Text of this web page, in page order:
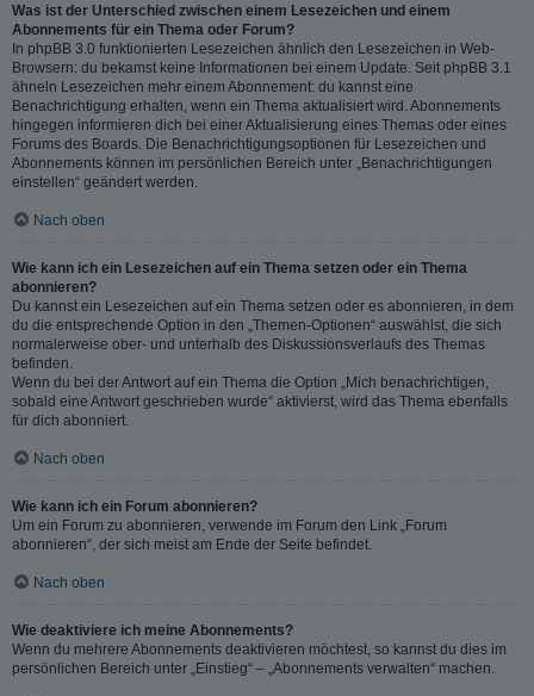
Was ist der Unterschied zwischen einem Lesezeichen und einem
Abonnements für ein Thema oder Forum?
In phpBB 3.0 funktionierten Lesezeichen ähnlich den Lesezeichen in Web-
Browsern: du bekamst keine Informationen bei einem Update. Seit phpBB 3.1
ähneln Lesezeichen mehr einem Abonnement: du kannst eine
Benachrichtigung erhalten, wenn ein Thema aktualisiert wird. Abonnements
hingegen informieren dich bei einer Aktualisierung eines Themas oder eines
Forums des Boards. Die Benachrichtigungsoptionen für Lesezeichen und
Abonnements können im persönlichen Bereich unter „Benachrichtigungen
einstellen“ geändert werden.
Nach oben
Wie kann ich ein Lesezeichen auf ein Thema setzen oder ein Thema
abonnieren?
Du kannst ein Lesezeichen auf ein Thema setzen oder es abonnieren, in dem
du die entsprechende Option in den „Themen-Optionen“ auswählst, die sich
normalerweise ober- und unterhalb des Diskussionsverlaufs des Themas
befinden.
Wenn du bei der Antwort auf ein Thema die Option „Mich benachrichtigen,
sobald eine Antwort geschrieben wurde“ aktivierst, wird das Thema ebenfalls
für dich abonniert.
Nach oben
Wie kann ich ein Forum abonnieren?
Um ein Forum zu abonnieren, verwende im Forum den Link „Forum
abonnieren“, der sich meist am Ende der Seite befindet.
Nach oben
Wie deaktiviere ich meine Abonnements?
Wenn du mehrere Abonnements deaktivieren möchtest, so kannst du dies im
persönlichen Bereich unter „Einstieg“ – „Abonnements verwalten“ machen.